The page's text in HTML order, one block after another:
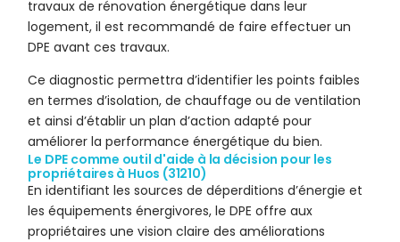
travaux de rénovation énergétique dans leur
logement, il est recommandé de faire effectuer un
DPE avant ces travaux.
Ce diagnostic permettra d’identifier les points faibles
en termes d’isolation, de chauffage ou de ventilation
et ainsi d’établir un plan d’action adapté pour
améliorer la performance énergétique du bien.
Le DPE comme outil d'aide à la décision pour les
propriétaires à Huos (31210)
En identifiant les sources de déperditions d’énergie et
les équipements énergivores, le DPE offre aux
propriétaires une vision claire des améliorations